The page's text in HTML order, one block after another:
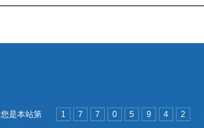
您是本站第 1 7 7 0 5 9 4 2